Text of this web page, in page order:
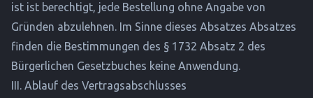
ist ist berechtigt, jede Bestellung ohne Angabe von
Gründen abzulehnen. Im Sinne dieses Absatzes Absatzes
finden die Bestimmungen des § 1732 Absatz 2 des
Bürgerlichen Gesetzbuches keine Anwendung.
III. Ablauf des Vertragsabschlusses